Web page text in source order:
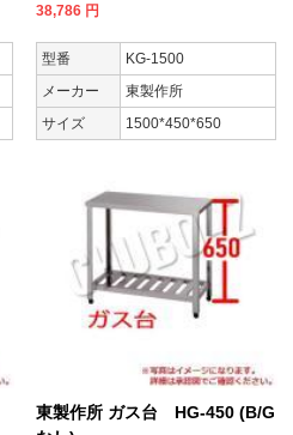
38,786 円
型番
KG-1500
メーカー
東製作所
サイズ
1500*450*650
東製作所 ガス台 HG-450 (B/G